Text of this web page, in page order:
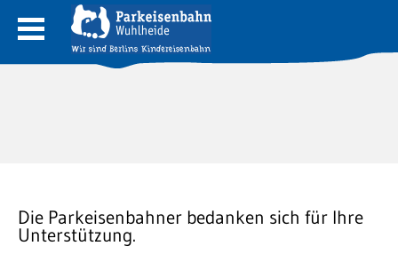
Die Parkeisenbahner bedanken sich für Ihre
Unterstützung.